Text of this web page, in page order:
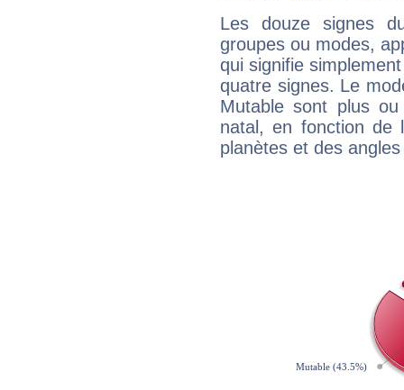
Les douze signes
groupes ou modes,
qui signifie
quatre signes. Le
Mutable sont plus
natal, en fonction de
planètes et des